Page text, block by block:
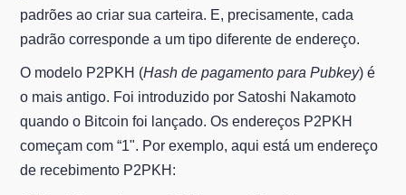
padrões ao criar sua carteira. E, precisamente, cada
padrão corresponde a um tipo diferente de endereço.
O modelo P2PKH (Hash de pagamento para Pubkey) é
o mais antigo. Foi introduzido por Satoshi Nakamoto
quando o Bitcoin foi lançado. Os endereços P2PKH
começam com “1". Por exemplo, aqui está um endereço
de recebimento P2PKH: